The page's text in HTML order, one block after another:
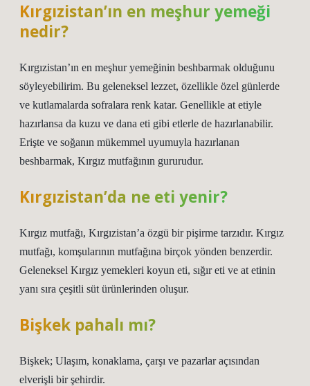
Kırgızistan’ın en meşhur yemeği
nedir?
Kırgızistan’ın en meşhur yemeğinin beshbarmak olduğunu
söyleyebilirim. Bu geleneksel lezzet, özellikle özel günlerde
ve kutlamalarda sofralara renk katar. Genellikle at etiyle
hazırlansa da kuzu ve dana eti gibi etlerle de hazırlanabilir.
Erişte ve soğanın mükemmel uyumuyla hazırlanan
beshbarmak, Kırgız mutfağının gururudur.
Kırgızistan’da ne eti yenir?
Kırgız mutfağı, Kırgızistan’a özgü bir pişirme tarzıdır. Kırgız
mutfağı, komşularının mutfağına birçok yönden benzerdir.
Geleneksel Kırgız yemekleri koyun eti, sığır eti ve at etinin
yanı sıra çeşitli süt ürünlerinden oluşur.
Bişkek pahalı mı?
Bişkek; Ulaşım, konaklama, çarşı ve pazarlar açısından
elverişli bir şehirdir.